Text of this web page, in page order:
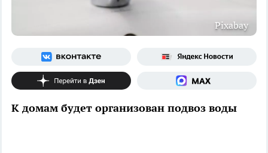
Pixabay
К домам будет организован подвоз воды